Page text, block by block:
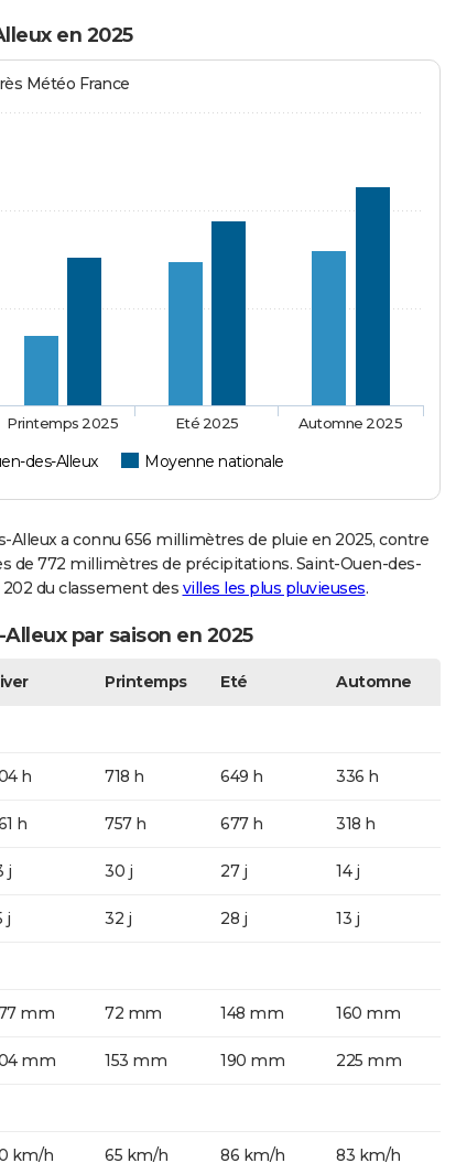
en 2025
Météo France
des-Alleux Moyenne nationale
Printemps 2025 Eté 2025 Automne 2025
Alleux a connu 656 millimètres de pluie en 2025, contre
de 772 millimètres de précipitations. Saint-Ouen-des-
du classement des villes les plus pluvieuses.
par saison en 2025
Printemps Eté Automne
h 718 h 649 h 336 h
h 757 h 677 h 318 h
j 30 j 27 j 14 j
j 32 j 28 j 13 j
mm 72 mm 148 mm 160 mm
mm 153 mm 190 mm 225 mm
km/h 65 km/h 86 km/h 83 km/h